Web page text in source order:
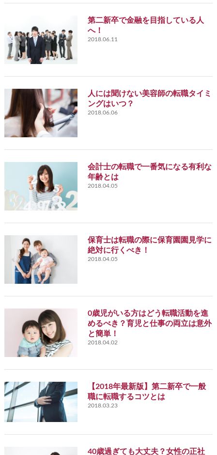
第二新卒で金融を目指している人
へ！
2018.06.11
人には聞けない美容師の転職タイミ
ングはいつ？
2018.06.06
会計士の転職で一番気になる有利な
年齢とは
2018.04.05
保育士は転職の際に保育園園見学に
絶対に行くべき！
2018.04.05
0歳児がいる方はどう転職活動を進
めるべき？育児と仕事の両立は意外
と簡単！
2018.04.02
【2018年最新版】第二新卒で一般
職に転職するコツとは
2018.03.23
40歳過ぎても大丈夫？女性の正社